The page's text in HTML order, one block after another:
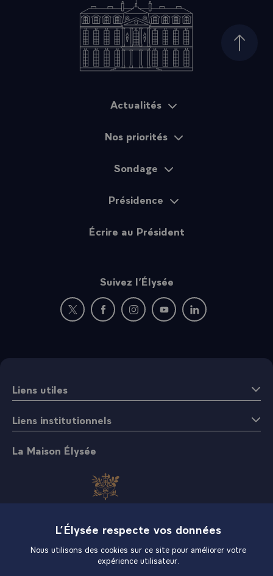
Haut
Actualités
Nos priorités
Sondage
Présidence
Écrire au Président
Suivez l’Élysée
Nouvelle fenêtre : rejoignez-nous sur Twitter
Nouvelle fenêtre : rejoignez-nous sur
Nouvelle fenêtre : rejoignez-nous
Nouvelle fenêtre :
Nouvelle fenêtre :
Liens utiles
Liens institutionnels
La Maison Élysée
L’Élysée respecte vos données
Nous utilisons des cookies sur ce site pour améliorer votre
expérience utilisateur.